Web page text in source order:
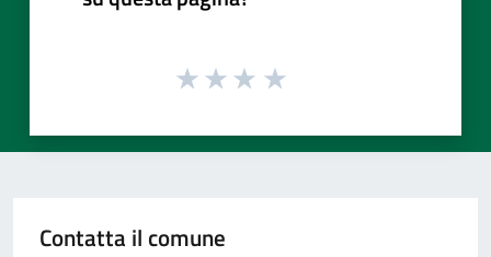
Contatta il comune